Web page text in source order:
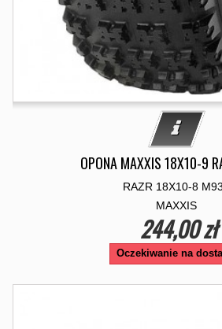
OPONA MAXXIS 18X10-9
RAZR 18X10-8
MAXXIS
244,00 zł
Oczekiwanie na